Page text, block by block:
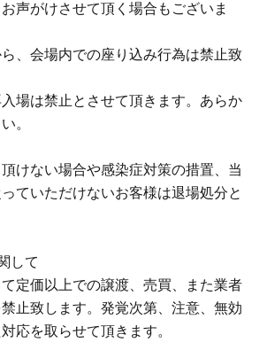
声がけさせて頂く場合もございま
ら、会場内での座り込み行為は禁止致
入場は禁止とさせて頂きます。あらか
。
頂けない場合や感染症対策の措置、当
ていただけないお客様は退場処分と
して
て定価以上での譲渡、売買、また業者
止致します。発覚次第、注意、無効
応を取らせて頂きます。